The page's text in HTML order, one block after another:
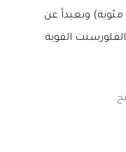
(أقل من 30 درجة مئوية) وبعيداً عن
القوية